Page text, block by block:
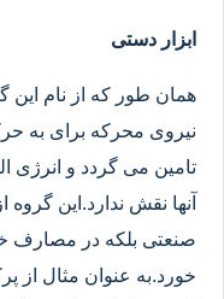
ابزار دستی
همان طور که از نام
نیروی محرکه برای به
تامین می گردد و انرژی
آنها نقش ندارد.این گروه
صنعتی بلکه در مصارف
خورد.به عنوان مثال از